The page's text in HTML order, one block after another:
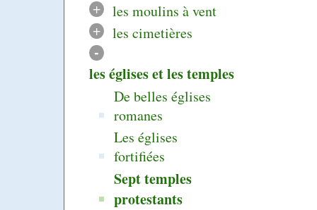
+
les moulins à vent
+
les cimetières
-
les églises et les temples
De belles églises
romanes
Les églises
fortifiées
Sept temples
protestants